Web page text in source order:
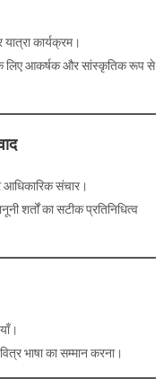
कार्यक्रम।
लिए आकर्षक और सांस्कृतिक रूप से
संचार।
शर्तों का सटीक प्रतिनिधित्व
भाषा का सम्मान करना।